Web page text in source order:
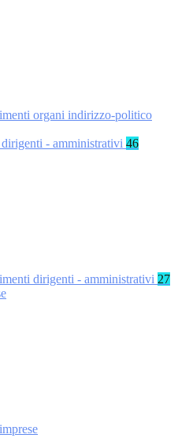
organi indirizzo-politico
- amministrativi 46
dirigenti - amministrativi 27